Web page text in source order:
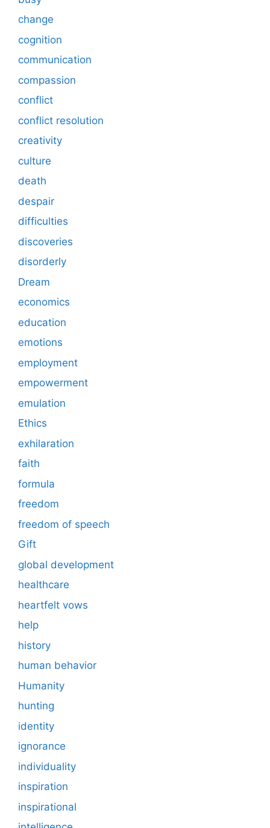
change
cognition
communication
compassion
conflict
conflict resolution
creativity
culture
death
despair
difficulties
discoveries
disorderly
Dream
economics
education
emotions
employment
empowerment
emulation
Ethics
exhilaration
faith
formula
freedom
freedom of speech
Gift
global development
healthcare
heartfelt vows
help
history
human behavior
Humanity
hunting
identity
ignorance
individuality
inspiration
inspirational